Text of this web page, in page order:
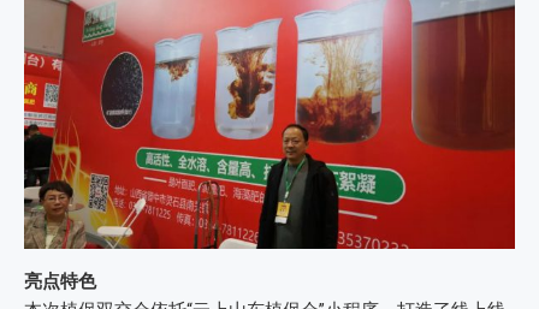
亮点特色